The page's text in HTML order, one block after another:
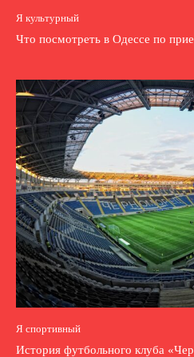
Я культурный
Что посмотреть в Одессе по
Я спортивный
История футбольного клуба